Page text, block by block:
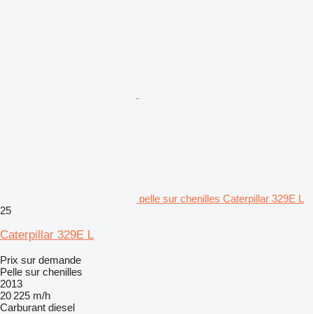
pelle sur chenilles Caterpillar 329E L
25
Caterpillar 329E L
Prix sur demande
Pelle sur chenilles
2013
20 225 m/h
Carburant diesel